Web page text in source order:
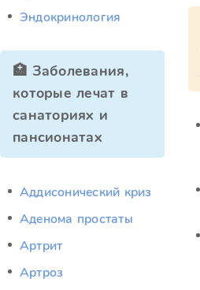
Эндокринология
🏥 Заболевания,
которые лечат в
санаториях и
пансионатах
Аддисонический криз
Аденома простаты
Артрит
Артроз